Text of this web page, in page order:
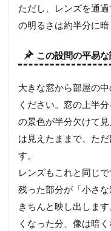
ただし、レンズを通
の明るさは約半分に暗
この設問の平易な
大きな窓から部屋の
ください。窓の上半
の景色が半分欠けて
は見えたままで、た
す。
レンズもこれと同じ
残った部分が「小さ
きちんと映し出しま
くなった分、像は暗く